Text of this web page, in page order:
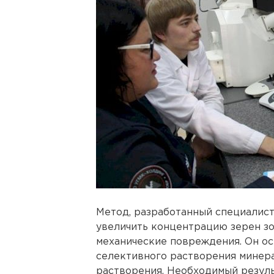
Метод, разработанный
увеличить концентрацию зерен
механические повреждения. Он
селективного растворения
растворения. Необходимый